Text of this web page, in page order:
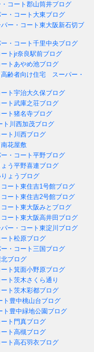
コート郡山筒井ブログ
・コート大東ブログ
ー・コート東大阪新石切ブ
・コート千里中央ブログ
トjr奈良駅前ブログ
トあやめ池ブログ
齢者向け住宅 スーパー・
ト宇治大久保ブログ
ト武庫之荘ブログ
ト猪名寺ブログ
ト川西加茂ブログ
ト川西ブログ
花屋敷
・コート平野ブログ
う平野喜連ブログ
ょうブログ
ート東住吉1号館ブログ
ート東住吉2号館ブログ
ート東大阪みとブログ
ート東大阪高井田ブログ
ー・コート東淀川ブログ
ト松原ブログ
・コート三国ブログ
ブログ
ト箕面小野原ブログ
ト茨木さくら通り
ト茨木彩都ブログ
ト豊中桃山台ブログ
ト豊中緑地公園ブログ
ト門真ブログ
ト高槻ブログ
ト高石羽衣ブログ